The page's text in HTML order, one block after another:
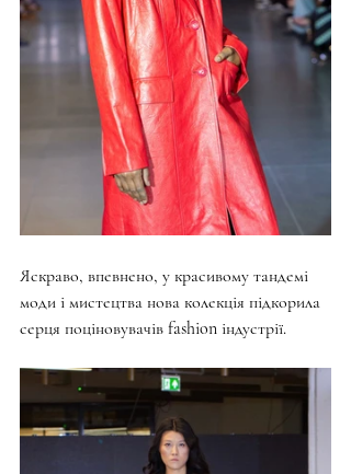
Яскраво, впевнено, у красивому тандемі
моди і мистецтва нова колекція підкорила
серця поціновувачів fashion індустрії.